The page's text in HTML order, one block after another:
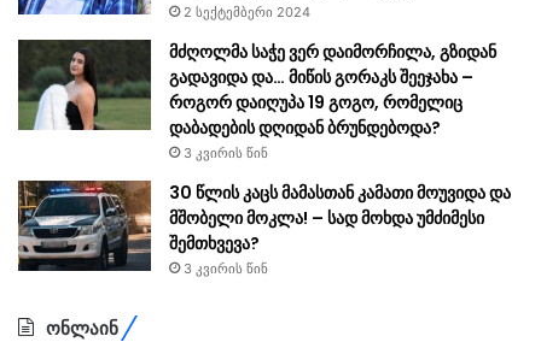
2 სექტემბერი 2024
მძღოლმა საჭე ვერ დაიმორჩილა, გზიდან
გადავიდა და… მიწის გორაკს შეეჯახა –
როგორ დაიღუპა 19 გოგო, რომელიც
დაბადების დღიდან ბრუნდებოდა?
3 კვირის წინ
30 წლის კაცს მამასთან კამათი მოუვიდა და
მშობელი მოკლა! – სად მოხდა უმძიმესი
შემთხვევა?
3 კვირის წინ
ონლაინ